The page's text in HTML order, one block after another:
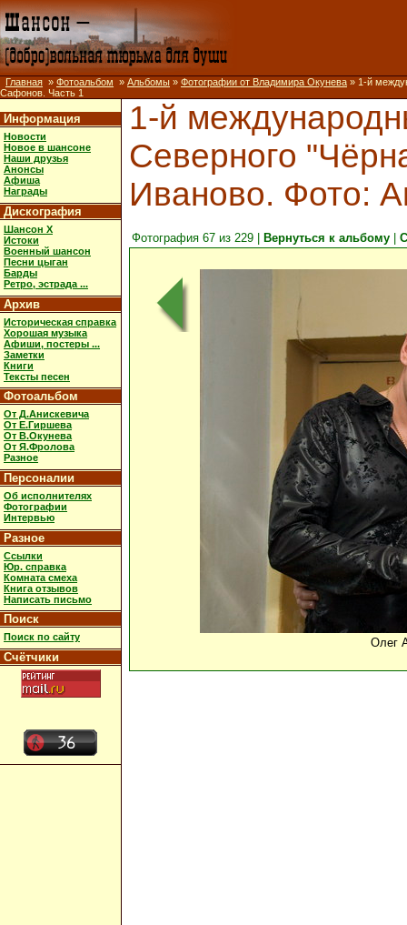
Главная » Фотоальбом » Альбомы » Фотографии от Владимира Окунева » 1-й
Сафонов. Часть 1
Информация
Новости
Новое в шансоне
Наши друзья
Анонсы
Афиша
Награды
Дискография
Шансон X
Истоки
Военный шансон
Песни цыган
Барды
Ретро, эстрада ...
Архив
Историческая справка
Хорошая музыка
Афиши, постеры ...
Заметки
Книги
Тексты песен
Фотоальбом
От Д.Анискевича
От Е.Гиршева
От В.Окунева
От Я.Фролова
Разное
Персоналии
Об исполнителях
Фотографии
Интервью
Разное
Ссылки
Юр. справка
Комната смеха
Книга отзывов
Написать письмо
Поиск
Поиск по сайту
Счётчики
1-й
Северного
Иваново. Фото:
Фотография 67 из 229 | Вернуться к альбому
Олег